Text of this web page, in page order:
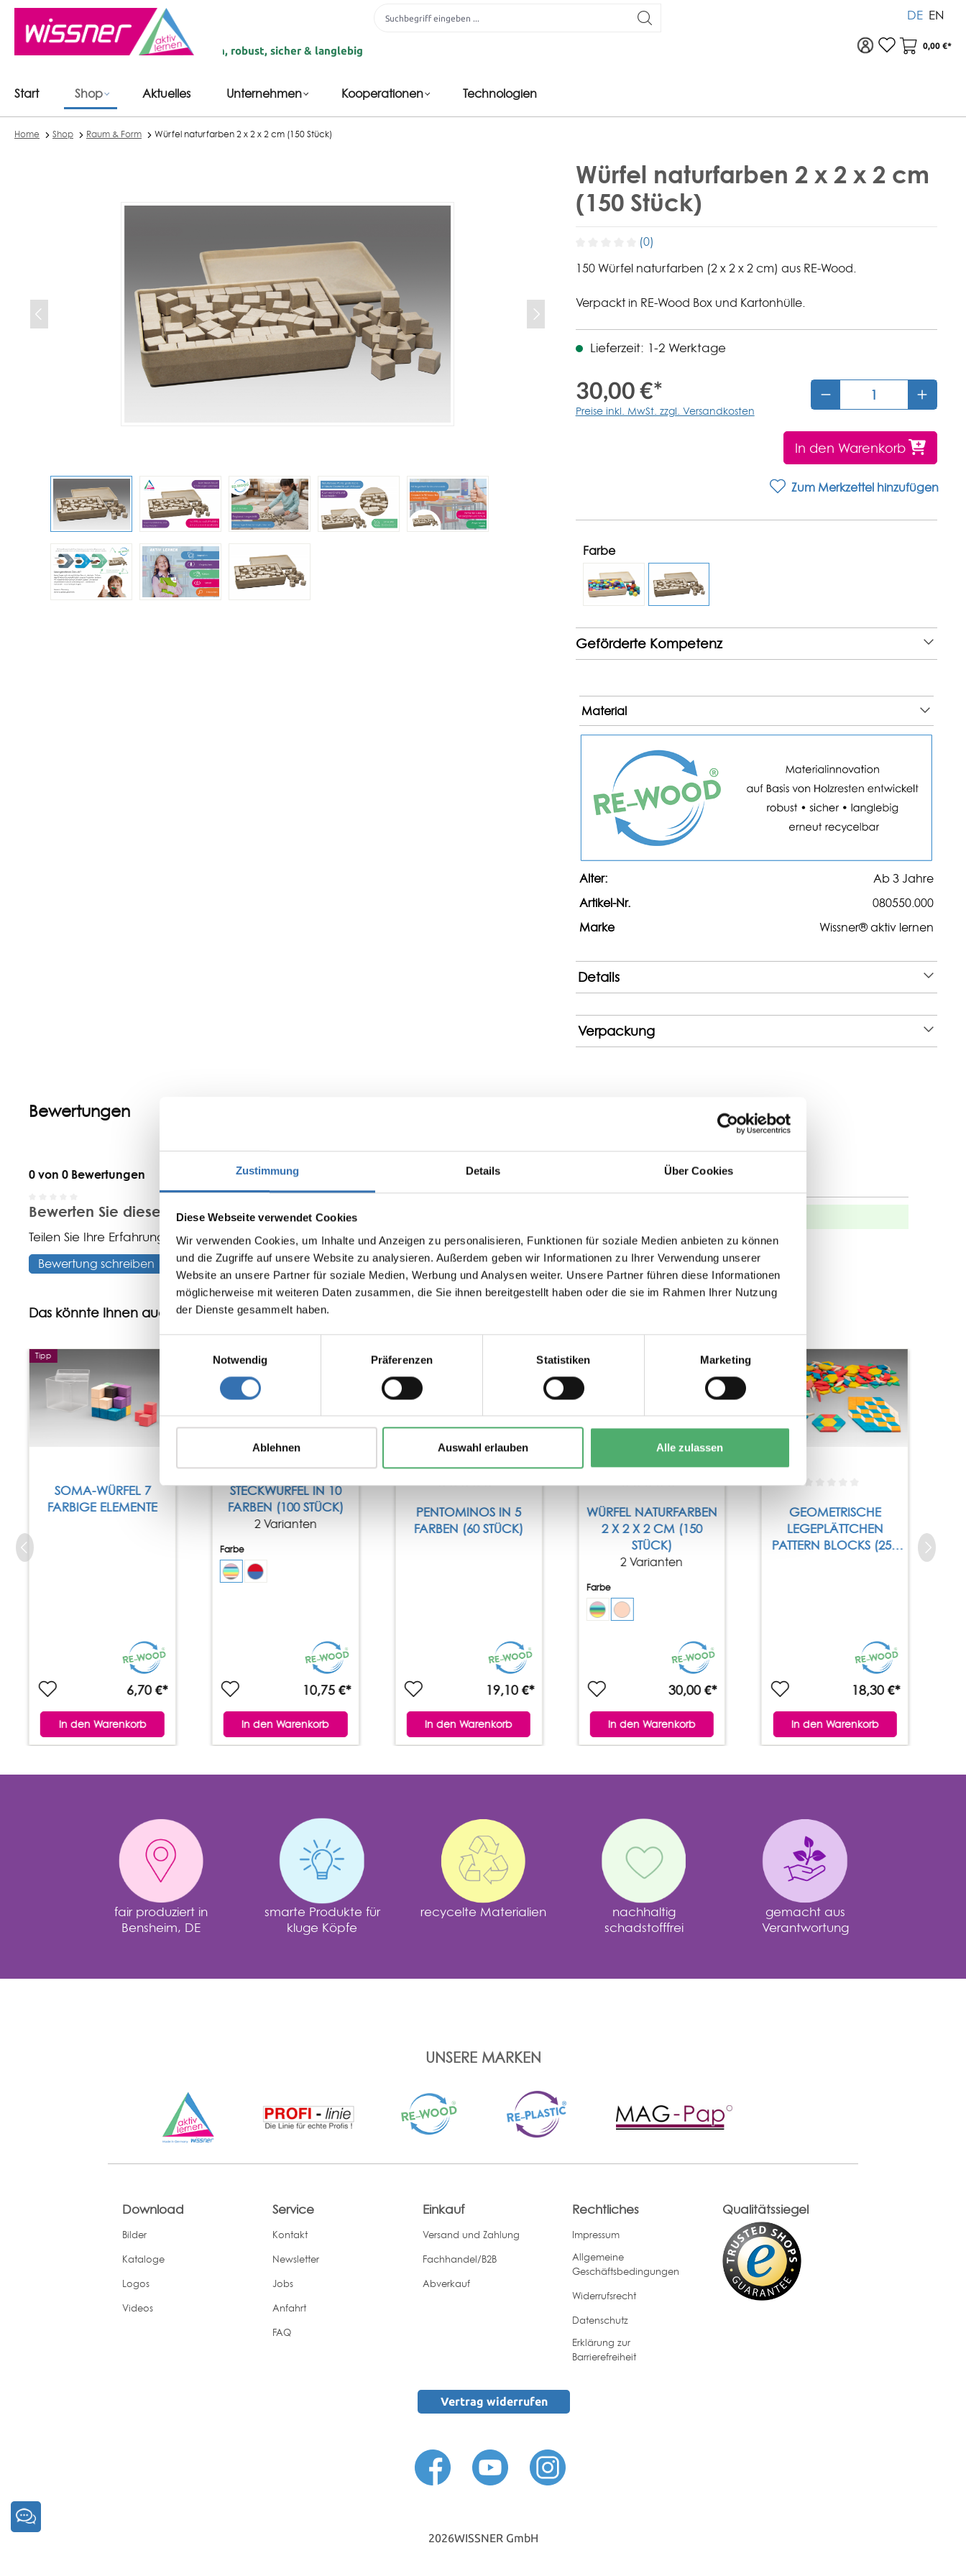
Zustimmung Details Über Cookies
Diese Webseite verwendet Cookies
Wir verwenden Cookies, um Inhalte und Anzeigen zu personalisieren, Funktionen für soziale Medien anbieten zu können
und die Zugriffe auf unsere Website zu analysieren. Außerdem geben wir Informationen zu Ihrer Verwendung unserer
Website an unsere Partner für soziale Medien, Werbung und Analysen weiter. Unsere Partner führen diese Informationen
möglicherweise mit weiteren Daten zusammen, die Sie ihnen bereitgestellt haben oder die sie im Rahmen Ihrer Nutzung
der Dienste gesammelt haben.
Notwendig
Präferenzen Statistiken Marketing
Ablehnen Auswahl erlauben Alle zulassen
| recycelte Materialien, robust, sicher & langlebig
DE EN
Zu Ihrem Konto
0,00 €*
Start Shop Aktuelles Unternehmen Kooperationen Technologien
Home Shop Raum & Form Würfel naturfarben 2 x 2 x 2 cm (150 Stück)
Würfel naturfarben 2 x 2 x 2 cm
(150 Stück)
(0)
150 Würfel naturfarben (2 x 2 x 2 cm) aus RE-Wood.
Verpackt in RE-Wood Box und Kartonhülle.
Lieferzeit: 1-2 Werktage
30,00 €*
Preise inkl. MwSt. zzgl. Versandkosten
In den Warenkorb
Zum Merkzettel hinzufügen
Farbe
Geförderte Kompetenz
Material
Alter:
Ab 3 Jahre
Artikel-Nr.
080550.000
Marke
Wissner® aktiv lernen
Details
Verpackung
Bewertungen
0 von 0 Bewertungen
Durchschnittliche Bewertung von 0 von 5 Sternen
Bewerten Sie dieses Produkt!
Teilen Sie Ihre Erfahrungen mit anderen Kunden.
Bewertung schreiben
Bewertungen nur in der aktuellen Sprache anzeigen.
Das könnte Ihnen auch gefallen
Tipp
SOMA-WÜRFEL 7
FARBIGE ELEMENTE
6,70 €*
In den Warenkorb
Tipp
STECKWÜRFEL IN 10
FARBEN (100 STÜCK)
2 Varianten
Farbe
10,75 €*
In den Warenkorb
Tipp
PENTOMINOS IN 5
FARBEN (60 STÜCK)
19,10 €*
In den Warenkorb
WÜRFEL NATURFARBEN
2 X 2 X 2 CM (150
STÜCK)
2 Varianten
Farbe
30,00 €*
In den Warenkorb
GEOMETRISCHE
LEGEPLÄTTCHEN
PATTERN BLOCKS (250
18,30 €*
In den Warenkorb
fair produziert in
Bensheim, DE
smarte Produkte für
kluge Köpfe
recycelte Materialien
nachhaltig
schadstofffrei
gemacht aus
Verantwortung
UNSERE MARKEN
Download
Bilder
Kataloge
Logos
Videos
Service
Kontakt
Newsletter
Jobs
Anfahrt
FAQ
Einkauf
Versand und Zahlung
Fachhandel/B2B
Abverkauf
Rechtliches
Impressum
Allgemeine
Geschäftsbedingungen
Widerrufsrecht
Datenschutz
Erklärung zur
Barrierefreiheit
Qualitätssiegel
Vertrag widerrufen
2026WISSNER GmbH